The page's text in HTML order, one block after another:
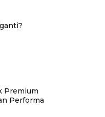
Premium
Performa